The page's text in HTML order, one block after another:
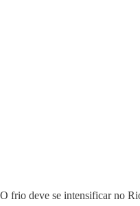
O frio deve se intensificar no